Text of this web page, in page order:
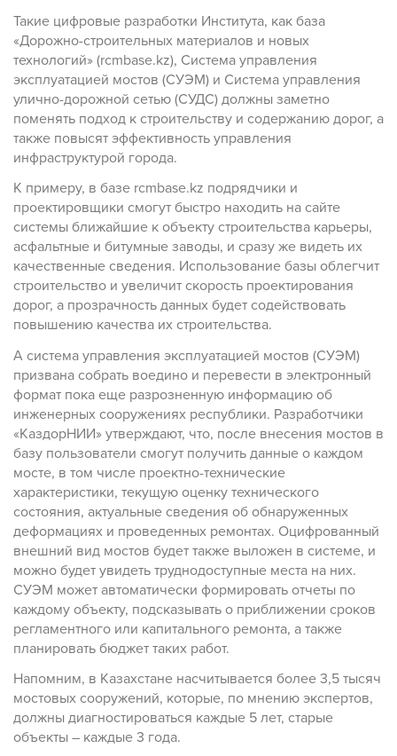
Такие цифровые разработки Института, как база
«Дорожно-строительных материалов и новых
технологий» (rcmbase.kz), Система управления
эксплуатацией мостов (СУЭМ) и Система управления
улично-дорожной сетью (СУДС) должны заметно
поменять подход к строительству и содержанию дорог, а
также повысят эффективность управления
инфраструктурой города.
К примеру, в базе rcmbase.kz подрядчики и
проектировщики смогут быстро находить на сайте
системы ближайшие к объекту строительства карьеры,
асфальтные и битумные заводы, и сразу же видеть их
качественные сведения. Использование базы облегчит
строительство и увеличит скорость проектирования
дорог, а прозрачность данных будет содействовать
повышению качества их строительства.
А система управления эксплуатацией мостов (СУЭМ)
призвана собрать воедино и перевести в электронный
формат пока еще разрозненную информацию об
инженерных сооружениях республики. Разработчики
«КаздорНИИ» утверждают, что, после внесения мостов в
базу пользователи смогут получить данные о каждом
мосте, в том числе проектно-технические
характеристики, текущую оценку технического
состояния, актуальные сведения об обнаруженных
деформациях и проведенных ремонтах. Оцифрованный
внешний вид мостов будет также выложен в системе, и
можно будет увидеть труднодоступные места на них.
СУЭМ может автоматически формировать отчеты по
каждому объекту, подсказывать о приближении сроков
регламентного или капитального ремонта, а также
планировать бюджет таких работ.
Напомним, в Казахстане насчитывается более 3,5 тысяч
мостовых сооружений, которые, по мнению экспертов,
должны диагностироваться каждые 5 лет, старые
объекты – каждые 3 года.